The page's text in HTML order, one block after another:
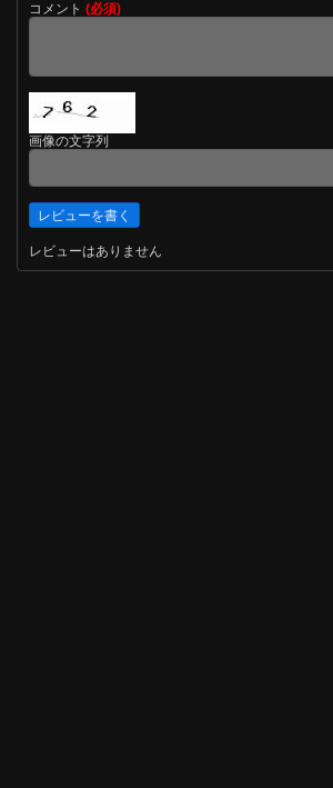
コメント (必須)
画像の文字列
レビューはありません